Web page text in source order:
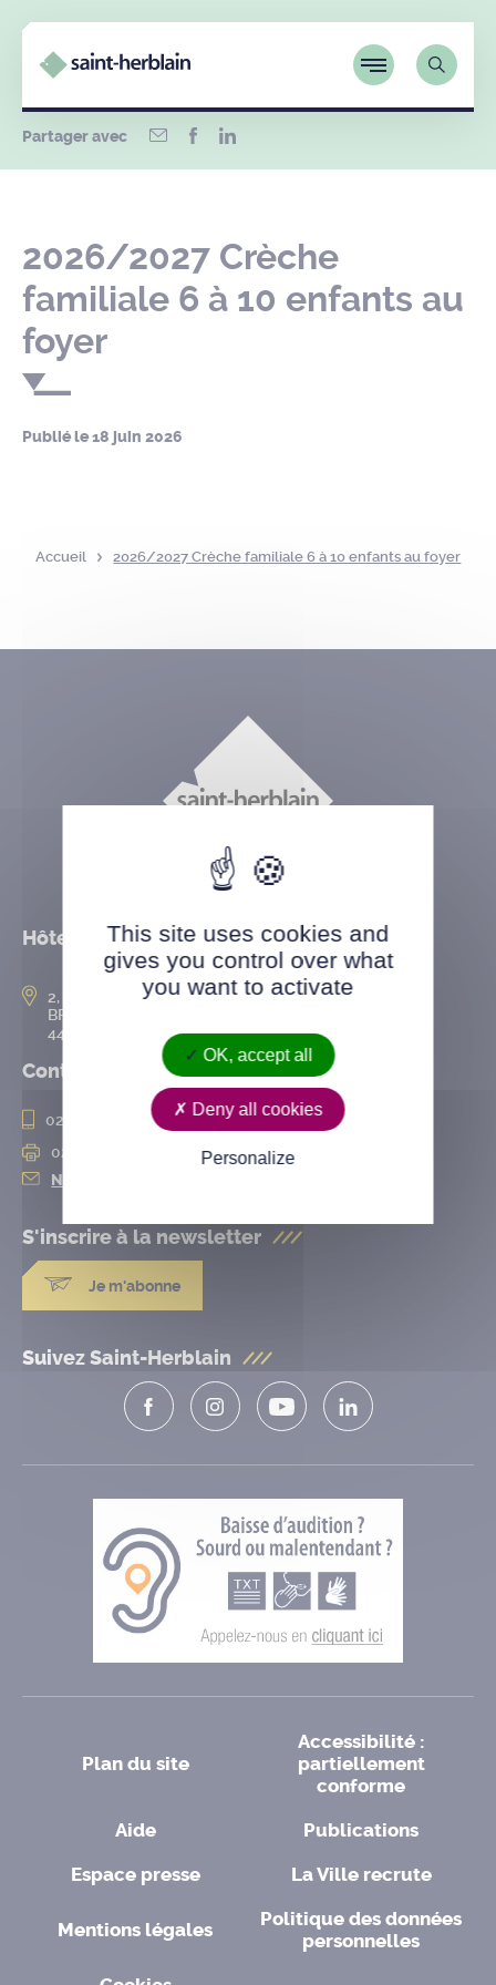
Partager avec
2026/2027 Crèche
familiale 6 à 10 enfants au
foyer
Publié le18 juin 2026
Accueil 2026/2027 Crèche familiale 6 à 10 enfants au foyer
Hôtel de ville
2, rue de l’Hôtel-de-Ville
BP 50167
44802 Saint-Herblain cedex
Contact
02 28 25 20 00
02 28 25 20 10
Nous contacter
S'inscrire à la newsletter
Je m'abonne
Suivez Saint-Herblain
Plan du site
Accessibilité :
partiellement
conforme
Aide
Publications
Espace presse
La Ville recrute
Mentions légales
Politique des données
personnelles
This site uses cookies and
gives you control over what
you want to activate
OK, accept all
Deny all cookies
Personalize